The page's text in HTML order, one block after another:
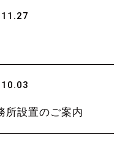
所設置のご案内